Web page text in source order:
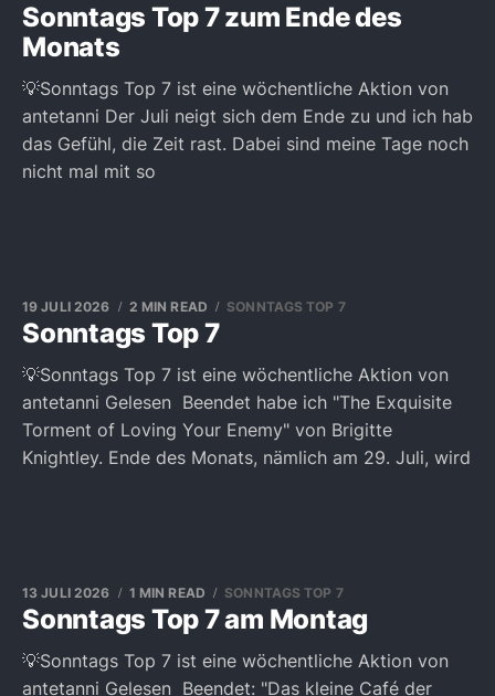
Sonntags Top 7 zum Ende des
Monats
💡Sonntags Top 7 ist eine wöchentliche Aktion von
antetanni Der Juli neigt sich dem Ende zu und ich hab
das Gefühl, die Zeit rast. Dabei sind meine Tage noch
nicht mal mit so
Sonntags Top 7
19 JULI 2026 2 MIN READ SONNTAGS TOP 7
💡Sonntags Top 7 ist eine wöchentliche Aktion von
antetanni Gelesen Beendet habe ich "The Exquisite
Torment of Loving Your Enemy" von Brigitte
Knightley. Ende des Monats, nämlich am 29. Juli, wird
Sonntags Top 7 am Montag
13 JULI 2026 1 MIN READ SONNTAGS TOP 7
💡Sonntags Top 7 ist eine wöchentliche Aktion von
antetanni Gelesen Beendet: "Das kleine Café der